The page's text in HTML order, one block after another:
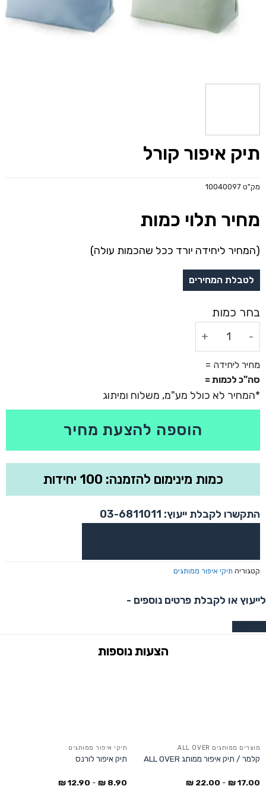
תיק איפור קורל
מק"ט 10040097
מחיר תלוי כמות
(המחיר ליחידה יורד ככל שהכמות עולה)
סה"כ לכמות =
מחיר ליחידה =
הוספה להצעת מחיר
כמות מינימום להזמנה: 100 יחידות
התקשרו לקבלת ייעוץ: 03-6811011
קטגוריה תיקי איפור ממותגים
לייעוץ או לקבלת פרטים נוספים -
מוצרים ממותגים ALL OVER
קלמר / תיק איפור ממותג ALL OVER
17.00
₪
-
22.00
₪
תיקי איפור ממותגים
תיק איפור לורנס
8.90
₪
-
12.90
₪